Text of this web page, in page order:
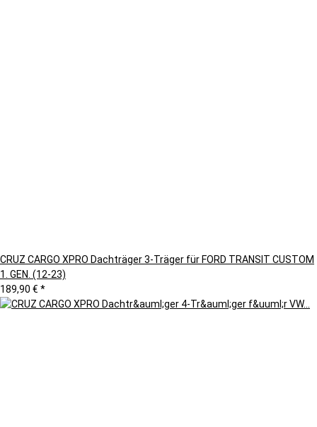
CRUZ CARGO XPRO Dachträger 3-Träger für FORD TRANSIT CUSTOM
1. GEN. (12-23)
189,90 € *